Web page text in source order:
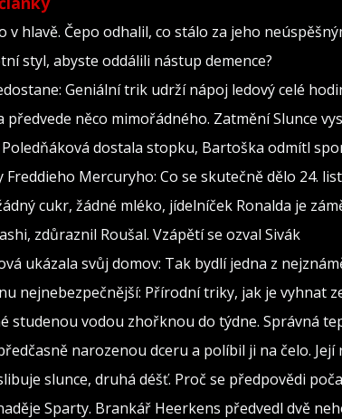
v hlavě. Čepo odhalil, co stálo za jeho
styl, abyste oddálili nástup demence?
Geniální trik udrží nápoj ledový celé
něco mimořádného. Zatmění Slunce
dostala stopku, Bartoška odmítl
Freddieho Mercuryho: Co se skutečně dělo 24.
cukr, žádné mléko, jídelníček Ronalda je
zdůraznil Roušal. Vzápětí se ozval Sivák
ukázala svůj domov: Tak bydlí jedna z
nejnebezpečnější: Přírodní triky, jak je vyhnat
studenou vodou zhořknou do týdne. Správná
narozenou dceru a políbil ji na čelo.
slunce, druhá déšť. Proč se předpovědi
Sparty. Brankář Heerkens předvedl dvě